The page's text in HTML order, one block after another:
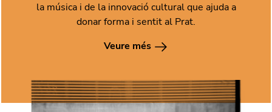
la música i de la innovació cultural que ajuda a
donar forma i sentit al Prat.
Veure més